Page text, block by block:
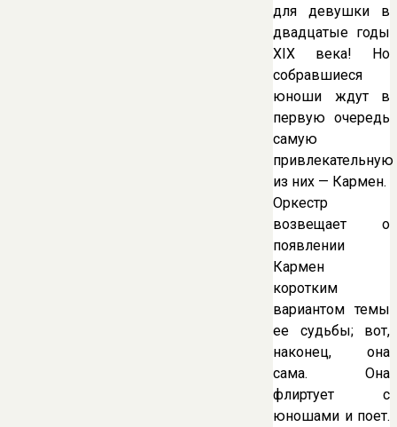
для девушки в
двадцатые годы
XIX века! Но
собравшиеся
юноши ждут в
первую очередь
самую
привлекательную
из них — Кармен.
Оркестр
возвещает о
появлении
Кармен
коротким
вариантом темы
ее судьбы; вот,
наконец, она
сама. Она
флиртует с
юношами и поет.